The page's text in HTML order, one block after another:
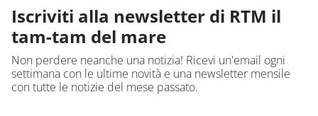
Iscriviti alla newsletter di RTM il
tam-tam del mare
Non perdere neanche una notizia! Ricevi un'email ogni
settimana con le ultime novità e una newsletter mensile
con tutte le notizie del mese passato.